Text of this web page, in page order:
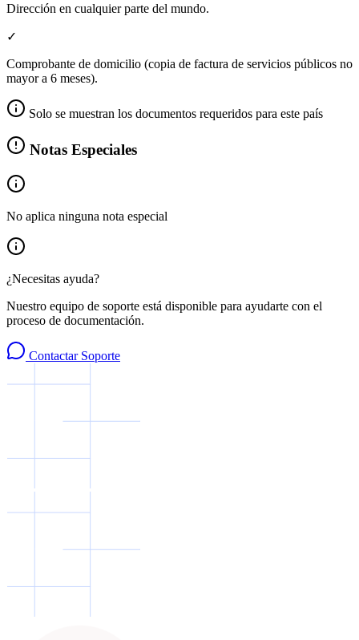
Dirección en cualquier parte del mundo.
✓
Comprobante de domicilio (copia de factura de servicios públicos no
mayor a 6 meses).
Solo se muestran los documentos requeridos para este país
Notas Especiales
No aplica ninguna nota especial
¿Necesitas ayuda?
Nuestro equipo de soporte está disponible para ayudarte con el
proceso de documentación.
Contactar Soporte